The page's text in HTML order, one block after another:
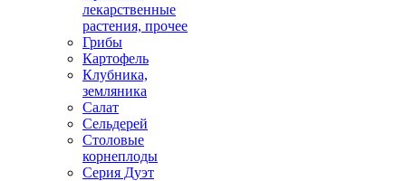
лекарственные
растения, прочее
Грибы
Картофель
Клубника,
земляника
Салат
Сельдерей
Столовые
корнеплоды
Серия Дуэт